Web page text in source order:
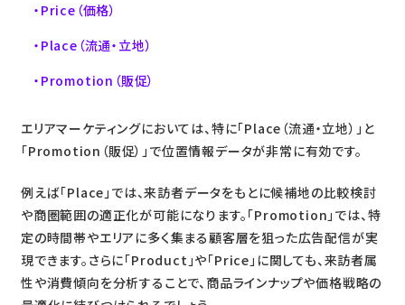
Price（価格）
Place（流通・立地）
Promotion（販促）
エリアマーケティングにおいては、特に「Place（流通・立地）」と
「Promotion（販促）」で位置情報データが非常に有効です。
例えば「Place」では、来訪者データをもとに候補地の比較検討
や商圏範囲の適正化が可能になります。「Promotion」では、特
定の時間帯やエリアに多く集まる顧客層を狙った広告配信が実
現できます。さらに「Product」や「Price」に関しても、来訪者属
性や消費傾向を分析することで、商品ラインナップや価格戦略の